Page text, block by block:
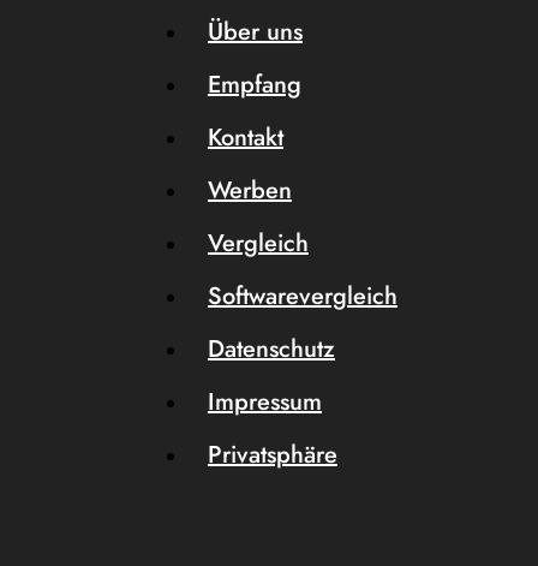
Über uns
Empfang
Kontakt
Werben
Vergleich
Softwarevergleich
Datenschutz
Impressum
Privatsphäre